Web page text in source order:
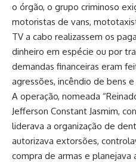
o órgão, o grupo criminoso
motoristas de vans,
TV a cabo realizassem os
dinheiro em espécie ou por
demandas financeiras eram
agressões, incêndio de bens
A operação, nomeada
Jefferson Constant Jasmim,
liderava a organização de
autorizava extorsões,
compra de armas e planejava